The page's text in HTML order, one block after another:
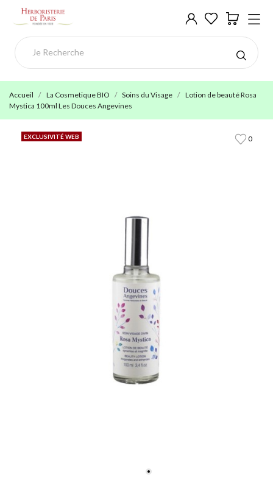
Accueil La Cosmetique BIO Soins du Visage
Lotion de beauté Rosa
Mystica 100ml Les Douces Angevines
0
EXCLUSIVITÉ WEB